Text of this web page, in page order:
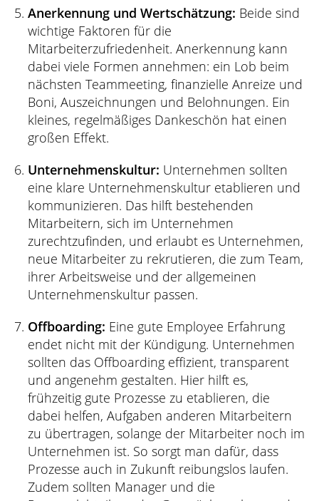
Anerkennung und Wertschätzung: Beide sind
wichtige Faktoren für die
Mitarbeiterzufriedenheit. Anerkennung kann
dabei viele Formen annehmen: ein Lob beim
nächsten Teammeeting, finanzielle Anreize und
Boni, Auszeichnungen und Belohnungen. Ein
kleines, regelmäßiges Dankeschön hat einen
großen Effekt.
Unternehmenskultur: Unternehmen sollten
eine klare Unternehmenskultur etablieren und
kommunizieren. Das hilft bestehenden
Mitarbeitern, sich im Unternehmen
zurechtzufinden, und erlaubt es Unternehmen,
neue Mitarbeiter zu rekrutieren, die zum Team,
ihrer Arbeitsweise und der allgemeinen
Unternehmenskultur passen.
Offboarding: Eine gute Employee Erfahrung
endet nicht mit der Kündigung. Unternehmen
sollten das Offboarding effizient, transparent
und angenehm gestalten. Hier hilft es,
frühzeitig gute Prozesse zu etablieren, die
dabei helfen, Aufgaben anderen Mitarbeitern
zu übertragen, solange der Mitarbeiter noch im
Unternehmen ist. So sorgt man dafür, dass
Prozesse auch in Zukunft reibungslos laufen.
Zudem sollten Manager und die